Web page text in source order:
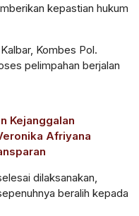
kepastian hukum
Kombes Pol.
pelimpahan berjalan
Kejanggalan
Afriyana
dilaksanakan,
beralih kepada